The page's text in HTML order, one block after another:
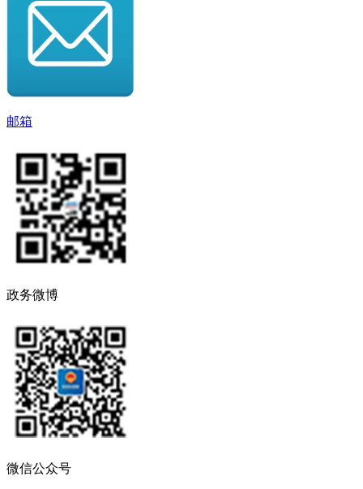
邮箱
政务微博
微信公众号